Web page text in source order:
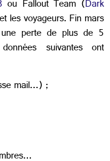
ou Fallout Team (Dark
les voyageurs. Fin mars
perte de plus de 5
suivantes ont
mail…) ;